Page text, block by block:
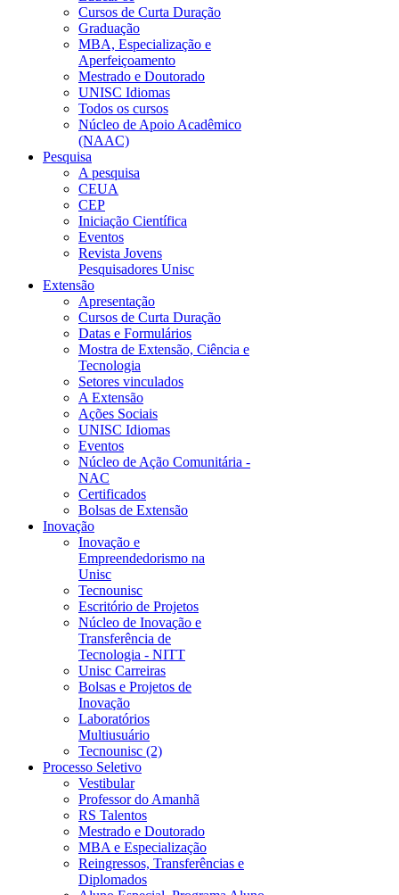
Cursos de Curta Duração
Graduação
MBA, Especialização e
Aperfeiçoamento
Mestrado e Doutorado
UNISC Idiomas
Todos os cursos
Núcleo de Apoio Acadêmico
(NAAC)
Pesquisa
A pesquisa
CEUA
CEP
Iniciação Científica
Eventos
Revista Jovens
Pesquisadores Unisc
Extensão
Apresentação
Cursos de Curta Duração
Datas e Formulários
Mostra de Extensão, Ciência e
Tecnologia
Setores vinculados
A Extensão
Ações Sociais
UNISC Idiomas
Eventos
Núcleo de Ação Comunitária -
NAC
Certificados
Bolsas de Extensão
Inovação
Inovação e
Empreendedorismo na
Unisc
Tecnounisc
Escritório de Projetos
Núcleo de Inovação e
Transferência de
Tecnologia - NITT
Unisc Carreiras
Bolsas e Projetos de
Inovação
Laboratórios
Multiusuário
Tecnounisc (2)
Processo Seletivo
Vestibular
Professor do Amanhã
RS Talentos
Mestrado e Doutorado
MBA e Especialização
Reingressos, Transferências e
Diplomados